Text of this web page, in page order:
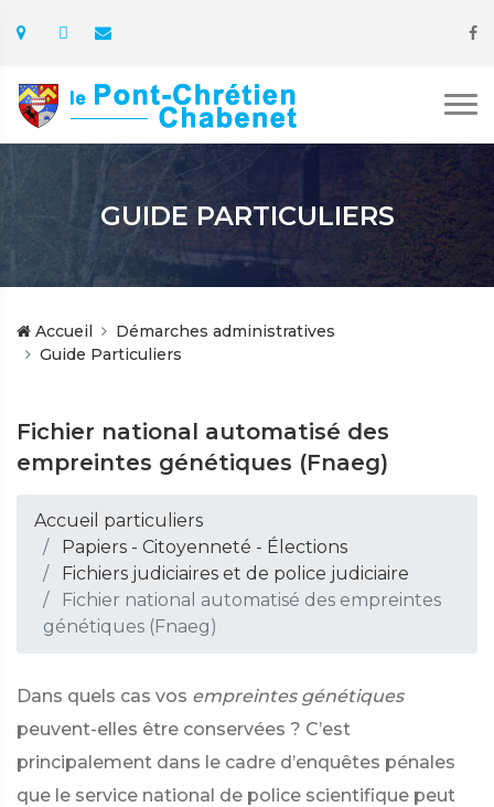
GUIDE PARTICULIERS
Accueil
Démarches administratives
Guide Particuliers
Fichier national automatisé des
empreintes génétiques (Fnaeg)
Accueil particuliers
Papiers - Citoyenneté - Élections
Fichiers judiciaires et de police judiciaire
Fichier national automatisé des empreintes
génétiques (Fnaeg)
Dans quels cas vos empreintes génétiques
peuvent-elles être conservées ? C’est
principalement dans le cadre d’enquêtes pénales
que le service national de police scientifique peut